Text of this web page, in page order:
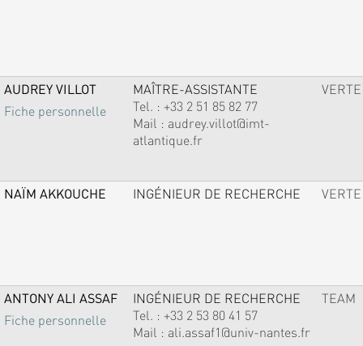
AUDREY VILLOT
Fiche personnelle
MAÎTRE-ASSISTANTE
Tel. : +33 2 51 85 82 77
Mail : audrey.villot@imt-
atlantique.fr
VERTE
NAÏM AKKOUCHE INGÉNIEUR DE RECHERCHE VERTE
ANTONY ALI ASSAF
Fiche personnelle
INGÉNIEUR DE RECHERCHE
Tel. : +33 2 53 80 41 57
Mail : ali.assaf1@univ-nantes.fr
TEAM